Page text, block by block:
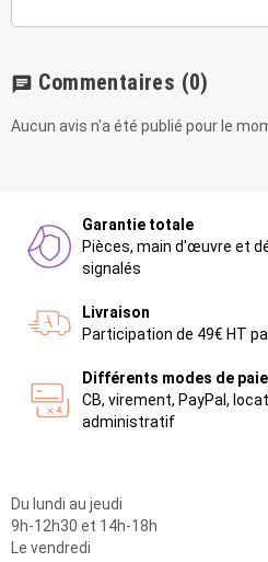
chat Commentaires (0)
Aucun avis n'a été publié pour le
Garantie totale
Pièces, main d'œuvre et
signalés
Livraison
Participation de 49€ HT
Différents modes de
CB, virement, PayPal,
administratif
Du lundi au jeudi
9h-12h30 et 14h-18h
Le vendredi